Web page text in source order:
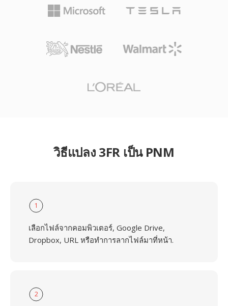
วิธีแปลง 3FR เป็น PNM
1
เลือกไฟล์จากคอมพิวเตอร์, Google Drive,
Dropbox, URL หรือทำการลากไฟล์มาที่หน้า.
2